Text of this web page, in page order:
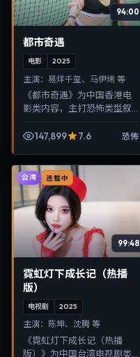
94:00
都市奇遇
电影 2025
主演： 易烊千玺、马伊琍 等
《都市奇遇》为中国香港电
影类内容，主打恐怖类型叙
适合移动端与电视端随时在
147,899 7.6 恐怖
台湾 连载中
99:48
霓虹灯下成长记（热播
版）
电视剧 2025
主演： 陈坤、沈腾 等
《霓虹灯下成长记（热播
版）》为中国台湾电视剧类